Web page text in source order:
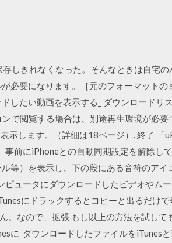
しきれなくなった。そんなときは自宅の
必要になります。［元のフォーマットの
したい動画を表示する_ ダウンロードリ
で閲覧する場合は、別途再生環境が必要
示します。（詳細は18ページ）. 終了 「
前にiPhoneとの自動同期設定を解除し
等）を表示し、下の段にある音符のアイ
ュータにダウンロードしたビデオやム
にドラックするとコピーと出るだけ
。なので、拡張 もし以上の方法を試して
に ダウンロードしたファイルをiTunes